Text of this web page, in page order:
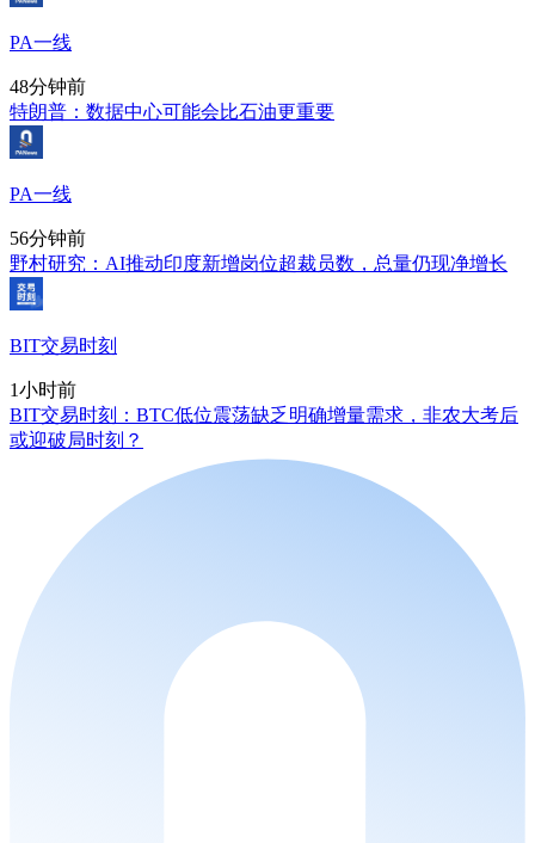
PA一线
48分钟前
特朗普：数据中心可能会比石油更重要
PA一线
56分钟前
野村研究：AI推动印度新增岗位超裁员数，总量仍现净增长
BIT交易时刻
1小时前
BIT交易时刻：BTC低位震荡缺乏明确增量需求，非农大考后
或迎破局时刻？